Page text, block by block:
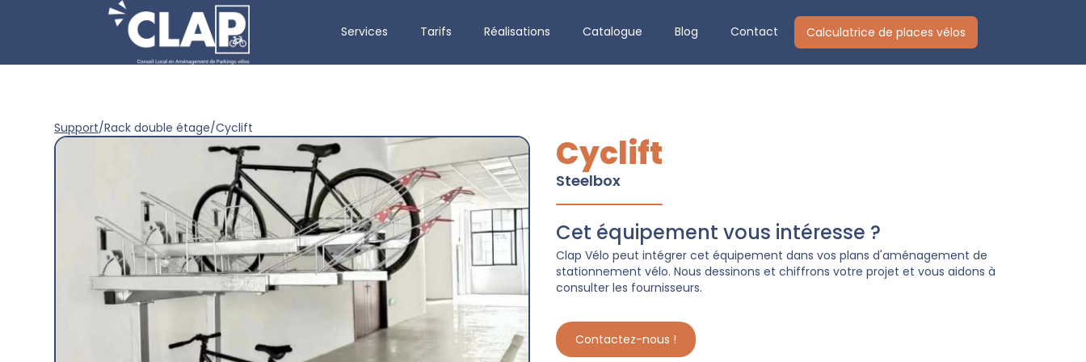
Services Tarifs Réalisations Catalogue Blog Contact Calculatrice de places vélos
Support/Rack double étage/Cyclift
Cyclift
Steelbox
Cet équipement vous intéresse ?
Clap Vélo peut intégrer cet équipement dans vos plans d'aménagement de
stationnement vélo. Nous dessinons et chiffrons votre projet et vous aidons à
consulter les fournisseurs.
Contactez-nous !